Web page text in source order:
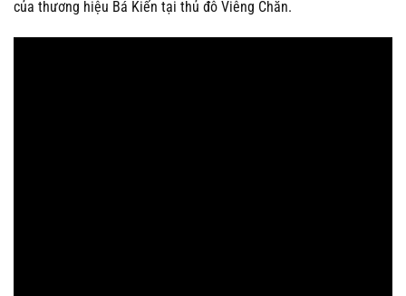
của thương hiệu Bá Kiến tại thủ đô Viêng Chăn.